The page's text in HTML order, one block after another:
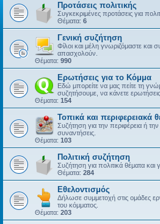
Προτάσεις πολιτικής
Συγκεκριμένες προτάσεις για
Θέματα: 6
Γενική συζήτηση
Φίλοι και μέλη γνωριζόμαστε και
απασχολούν.
Θέματα: 990
Ερωτήσεις για το Κόμμα
Εδώ μπορείτε να μας πείτε τη
συζητήσουμε, να κάνετε
Θέματα: 154
Τοπικά και περιφερειακά
Συζήτηση για την περιφέρεια ή
συναντήσεις.
Θέματα: 103
Πολιτική συζήτηση
Συζήτηση για πολιτικά θέματα και
Θέματα: 284
Εθελοντισμός
Δήλωσε συμμετοχή στις ομάδες
του κόμματος.
Θέματα: 203